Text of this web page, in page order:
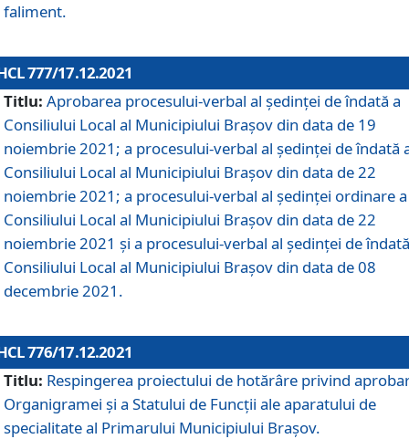
faliment.
777/17.12.2021
Titlu: Aprobarea procesului-verbal al şedinţei de îndată a
Consiliului Local al Municipiului Braşov din data de 19
noiembrie 2021; a procesului-verbal al şedinţei de îndată
Consiliului Local al Municipiului Braşov din data de 22
noiembrie 2021; a procesului-verbal al şedinţei ordinare a
Consiliului Local al Municipiului Braşov din data de 22
noiembrie 2021 și a procesului-verbal al şedinţei de
Consiliului Local al Municipiului Braşov din data de 08
decembrie 2021.
776/17.12.2021
Titlu: Respingerea proiectului de hotărâre privind
Organigramei şi a Statului de Funcţii ale aparatului de
specialitate al Primarului Municipiului Braşov.